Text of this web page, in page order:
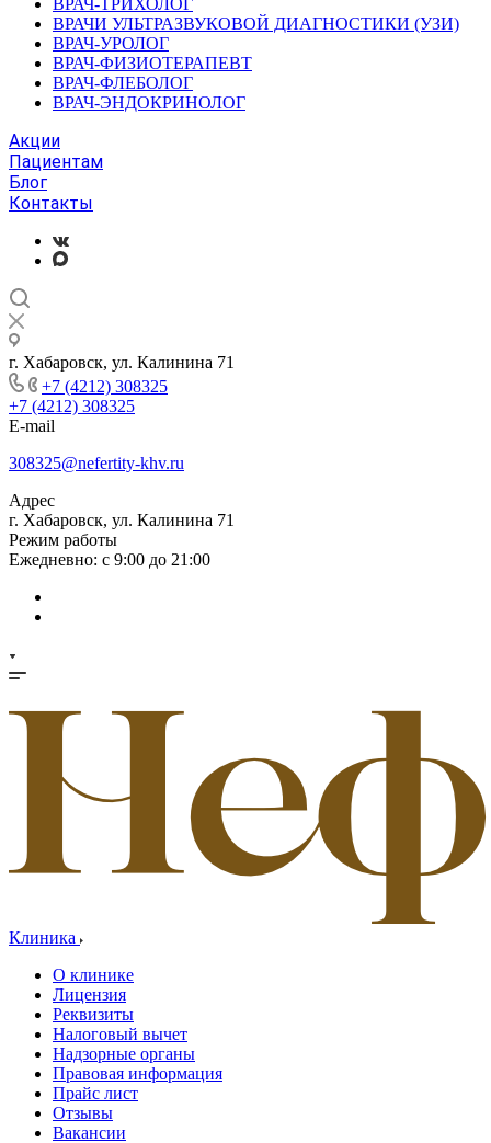
ВРАЧ-ТРИХОЛОГ
ВРАЧИ УЛЬТРАЗВУКОВОЙ ДИАГНОСТИКИ (УЗИ)
ВРАЧ-УРОЛОГ
ВРАЧ-ФИЗИОТЕРАПЕВТ
ВРАЧ-ФЛЕБОЛОГ
ВРАЧ-ЭНДОКРИНОЛОГ
Акции
Пациентам
Блог
Контакты
г. Хабаровск, ул. Калинина 71
+7 (4212) 308325
+7 (4212) 308325
E-mail
308325@nefertity-khv.ru
Адрес
г. Хабаровск, ул. Калинина 71
Режим работы
Ежедневно: с 9:00 до 21:00
Клиника
О клинике
Лицензия
Реквизиты
Налоговый вычет
Надзорные органы
Правовая информация
Прайс лист
Отзывы
Вакансии